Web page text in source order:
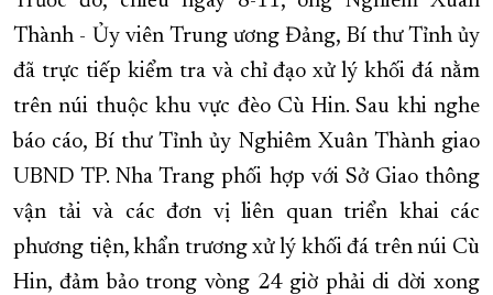
Thành - Ủy viên Trung ương Đảng, Bí thư Tỉnh ủy
đã trực tiếp kiểm tra và chỉ đạo xử lý khối đá nằm
trên núi thuộc khu vực đèo Cù Hin. Sau khi nghe
báo cáo, Bí thư Tỉnh ủy Nghiêm Xuân Thành giao
UBND TP. Nha Trang phối hợp với Sở Giao thông
vận tải và các đơn vị liên quan triển khai các
phương tiện, khẩn trương xử lý khối đá trên núi Cù
Hin, đảm bảo trong vòng 24 giờ phải di dời xong